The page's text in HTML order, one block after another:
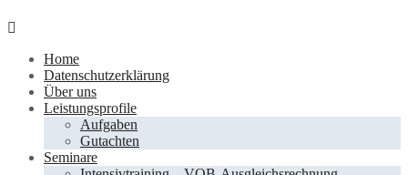
Skip
contentHome
Datenschutzerklärung
Über uns
Leistungsprofile
Aufgaben
Gutachten
Seminare